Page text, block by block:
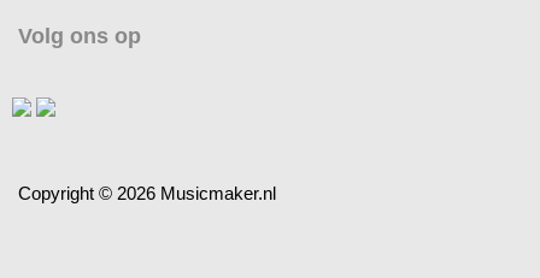
Volg ons op
Copyright © 2026 Musicmaker.nl